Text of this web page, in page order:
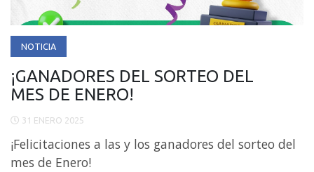
NOTICIA
¡GANADORES DEL SORTEO DEL
MES DE ENERO!
31 ENERO 2025
¡Felicitaciones a las y los ganadores del sorteo del
mes de Enero!